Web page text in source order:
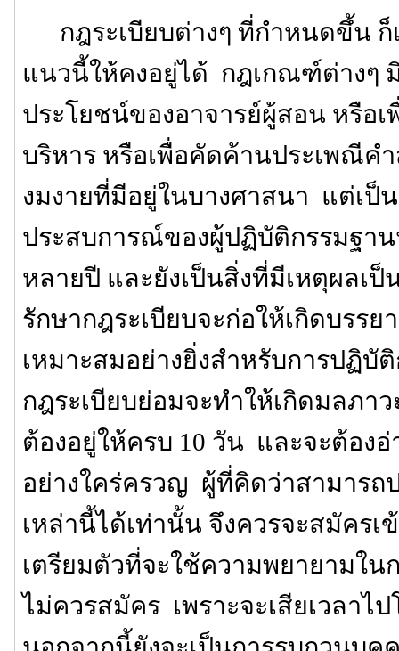
กฎระเบียบต่างๆ ที่กำหนดขึ้น ก็
แนวนี้ให้คงอยู่ได้ กฎเกณฑ์ต่างๆ
ประโยชน์ของอาจารย์ผู้สอน หรือ
บริหาร หรือเพื่อคัดค้านประเพณีค
งมงายที่มีอยู่ในบางศาสนา แต่เป็
ประสบการณ์ของผู้ปฏิบัติกรรมฐา
หลายปี และยังเป็นสิ่งที่มีเหตุผลเ
รักษากฎระเบียบจะก่อให้เกิดบรรย
เหมาะสมอย่างยิ่งสำหรับการปฏิบั
กฎระเบียบย่อมจะทำให้เกิดมลภา
ต้องอยู่ให้ครบ 10 วัน และจะต้องอ่
อย่างใคร่ครวญ ผู้ที่คิดว่าสามาร
เหล่านี้ได้เท่านั้น จึงควรจะสมัคร
เตรียมตัวที่จะใช้ความพยายามใน
ไม่ควรสมัคร เพราะจะเสียเวลาไ